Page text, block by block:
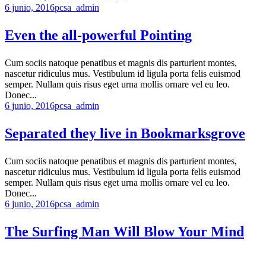
6 junio, 2016pcsa_admin
Even the all-powerful Pointing
Cum sociis natoque penatibus et magnis dis parturient montes,
nascetur ridiculus mus. Vestibulum id ligula porta felis euismod
semper. Nullam quis risus eget urna mollis ornare vel eu leo.
Donec...
6 junio, 2016pcsa_admin
Separated they live in Bookmarksgrove
Cum sociis natoque penatibus et magnis dis parturient montes,
nascetur ridiculus mus. Vestibulum id ligula porta felis euismod
semper. Nullam quis risus eget urna mollis ornare vel eu leo.
Donec...
6 junio, 2016pcsa_admin
The Surfing Man Will Blow Your Mind